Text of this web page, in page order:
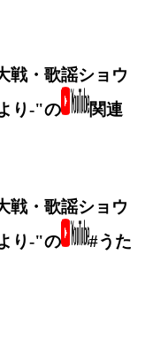
戦・歌謡ショウ
り-"の
関連
戦・歌謡ショウ
り-"の
#うた